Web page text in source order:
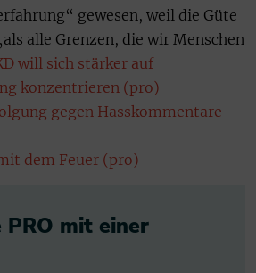
gewesen, weil die Güte
alle Grenzen, die wir Menschen
will sich stärker auf
konzentrieren (pro)
gegen Hasskommentare
dem Feuer (pro)
PRO mit einer